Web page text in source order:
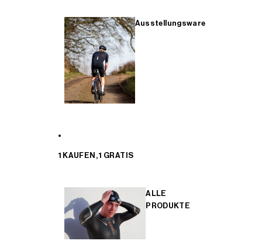
Ausstellungsware
1 KAUFEN, 1 GRATIS
ALLE
PRODUKTE